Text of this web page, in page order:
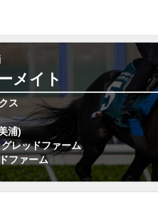
メイト
ス
浦)
レッドファーム
ファーム